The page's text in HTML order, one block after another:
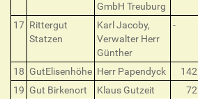
GmbH Treuburg
17 Rittergut
Statzen
Karl Jacoby,
Verwalter Herr
Günther
-
18 GutElisenhöhe Herr Papendyck 142
19 Gut Birkenort Klaus Gutzeit 72